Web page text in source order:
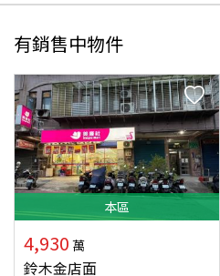
有銷售中物件
本區
4,930 萬
鈴木金店面